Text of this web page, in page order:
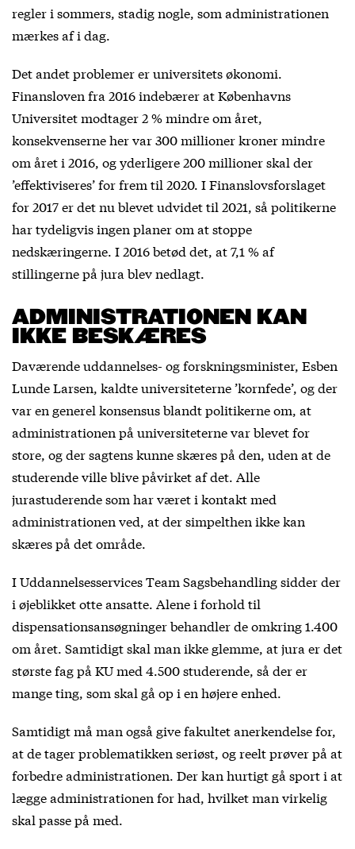
regler i sommers, stadig nogle, som administrationen
mærkes af i dag.
Det andet problemer er universitets økonomi.
Finansloven fra 2016 indebærer at Københavns
Universitet modtager 2 % mindre om året,
konsekvenserne her var 300 millioner kroner mindre
om året i 2016, og yderligere 200 millioner skal der
’effektiviseres’ for frem til 2020. I Finanslovsforslaget
for 2017 er det nu blevet udvidet til 2021, så politikerne
har tydeligvis ingen planer om at stoppe
nedskæringerne. I 2016 betød det, at 7,1 % af
stillingerne på jura blev nedlagt.
ADMINISTRATIONEN KAN
IKKE BESKÆRES
Daværende uddannelses- og forskningsminister, Esben
Lunde Larsen, kaldte universiteterne ’kornfede’, og der
var en generel konsensus blandt politikerne om, at
administrationen på universiteterne var blevet for
store, og der sagtens kunne skæres på den, uden at de
studerende ville blive påvirket af det. Alle
jurastuderende som har været i kontakt med
administrationen ved, at der simpelthen ikke kan
skæres på det område.
I Uddannelsesservices Team Sagsbehandling sidder der
i øjeblikket otte ansatte. Alene i forhold til
dispensationsansøgninger behandler de omkring 1.400
om året. Samtidigt skal man ikke glemme, at jura er det
største fag på KU med 4.500 studerende, så der er
mange ting, som skal gå op i en højere enhed.
Samtidigt må man også give fakultet anerkendelse for,
at de tager problematikken seriøst, og reelt prøver på at
forbedre administrationen. Der kan hurtigt gå sport i at
lægge administrationen for had, hvilket man virkelig
skal passe på med.